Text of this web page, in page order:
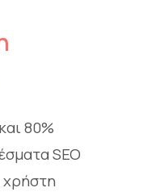
80%
SEO
χρήστη